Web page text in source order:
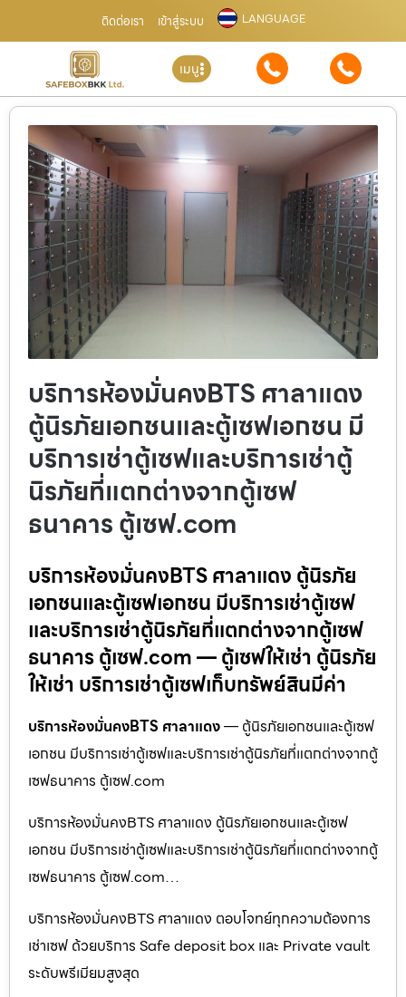
ติดต่อเรา เข้าสู่ระบบ LANGUAGE
เมนู
บริการห้องมั่นคงBTS ศาลาแดง
ตู้นิรภัยเอกชนและตู้เซฟเอกชน มี
บริการเช่าตู้เซฟและบริการเช่าตู้
นิรภัยที่แตกต่างจากตู้เซฟ
ธนาคาร ตู้เซฟ.com
บริการห้องมั่นคงBTS ศาลาแดง ตู้นิรภัย
เอกชนและตู้เซฟเอกชน มีบริการเช่าตู้เซฟ
และบริการเช่าตู้นิรภัยที่แตกต่างจากตู้เซฟ
ธนาคาร ตู้เซฟ.com — ตู้เซฟให้เช่า ตู้นิรภัย
ให้เช่า บริการเช่าตู้เซฟเก็บทรัพย์สินมีค่า
บริการห้องมั่นคงBTS ศาลาแดง— ตู้นิรภัยเอกชนและตู้เซฟ
เอกชน มีบริการเช่าตู้เซฟและบริการเช่าตู้นิรภัยที่แตกต่างจากตู้
เซฟธนาคาร ตู้เซฟ.com
บริการห้องมั่นคงBTS ศาลาแดง ตู้นิรภัยเอกชนและตู้เซฟ
เอกชน มีบริการเช่าตู้เซฟและบริการเช่าตู้นิรภัยที่แตกต่างจากตู้
เซฟธนาคาร ตู้เซฟ.com…
บริการห้องมั่นคงBTS ศาลาแดง ตอบโจทย์ทุกความต้องการ
เช่าเซฟ ด้วยบริการ Safe deposit box และ Private vault
ระดับพรีเมียมสูงสุด